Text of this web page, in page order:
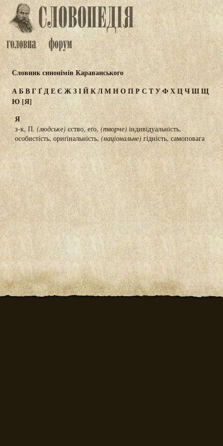
Словник синонімів Караванського
АБВГҐДЕЄ ЖЗІЙКЛМНОПР СТУФХЦЧШЩ
Ю [Я]
Я
з-к, П. (людське) єство, еґо, (творче) індивідуальність,
особистість, ориґінальність, (національне) гідність, самоповага